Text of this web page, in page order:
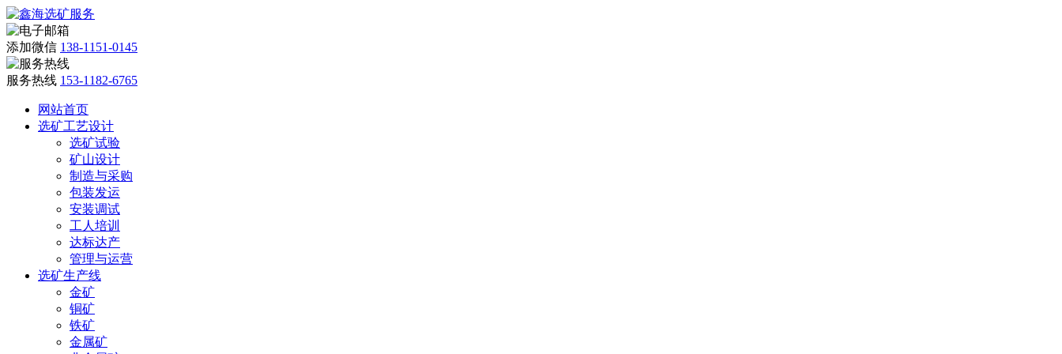
添加微信 138-1151-0145
服务热线 153-1182-6765
网站首页
选矿工艺设计
选矿试验
矿山设计
制造与采购
包装发运
安装调试
工人培训
达标达产
管理与运营
选矿生产线
金矿
铜矿
铁矿
金属矿